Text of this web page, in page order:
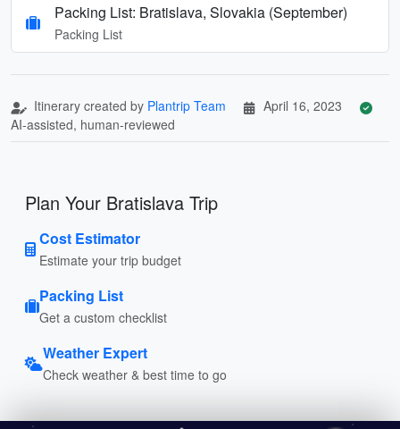
Packing List: Bratislava, Slovakia (September)
Packing List
Itinerary created by Plantrip Team
April 16, 2023
AI-assisted, human-reviewed
Plan Your Bratislava Trip
Cost Estimator
Estimate your trip budget
Packing List
Get a custom checklist
Weather Expert
Check weather & best time to go